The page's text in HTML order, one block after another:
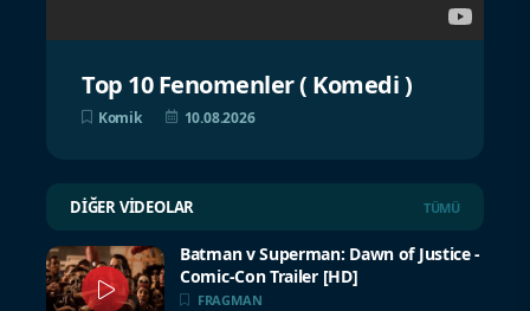
Top 10 Fenomenler ( Komedi )
Komik 10.08.2026
DIĞER VIDEOLAR TÜMÜ
Batman v Superman: Dawn of Justice -
Comic-Con Trailer [HD]
FRAGMAN